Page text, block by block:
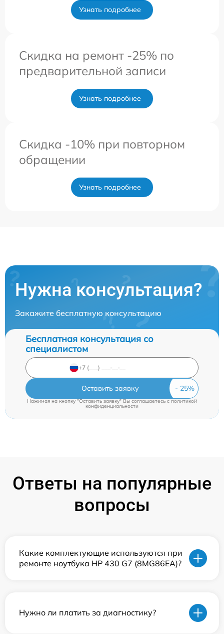
Узнать подробнее
Скидка на ремонт -25% по
предварительной записи
Узнать подробнее
Скидка -10% при повторном
обращении
Узнать подробнее
Нужна консультация?
Закажите бесплатную консультацию
Бесплатная консультация со
специалистом
Оставить заявку
Нажимая на кнопку "Оставить заявку" Вы соглашаетесь cполитикой
конфиденциальности
Ответы на популярные
вопросы
Какие комплектующие используются при
ремонте ноутбука HP 430 G7 (8MG86EA)?
Нужно ли платить за диагностику?